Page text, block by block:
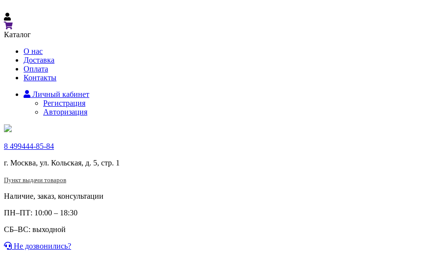
Каталог
О нас
Доставка
Оплата
Контакты
Личный кабинет
Регистрация
Авторизация
8 499444-85-84
г. Москва, ул. Кольская, д. 5, стр. 1
Пункт выдачи товаров
Наличие, заказ, консультации
ПН–ПТ: 10:00 – 18:30
СБ–ВС: выходной
Не дозвонились?